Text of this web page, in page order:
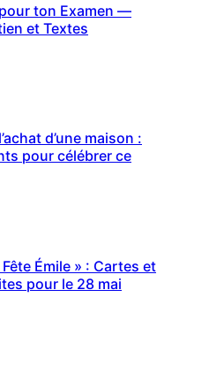
ton Examen —
et Textes
d’une maison :
pour célébrer ce
Émile » : Cartes et
pour le 28 mai